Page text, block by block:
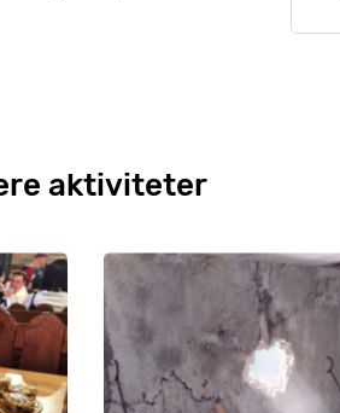
aktiviteter